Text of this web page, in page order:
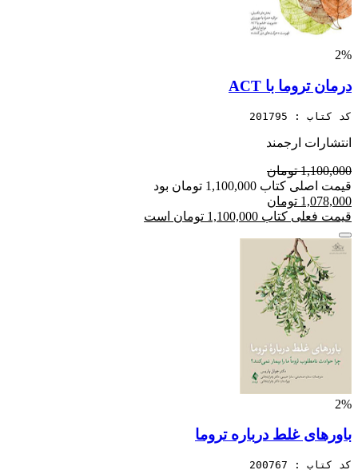
2%
درمان تروما با ACT
کد کتاب : 201795
انتشارات ارجمند
1,100,000 تومان
قیمت اصلی کتاب 1,100,000 تومان بود
1,078,000 تومان
قیمت فعلی کتاب 1,100,000 تومان است
2%
باورهای غلط درباره تروما
کد کتاب : 200767